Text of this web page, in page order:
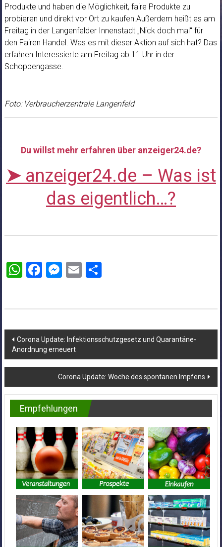
Produkte und haben die Möglichkeit, faire Produkte zu
probieren und direkt vor Ort zu kaufen.Außerdem heißt es am
Freitag in der Langenfelder Innenstadt „Nick doch mal“ für
den Fairen Handel. Was es mit dieser Aktion auf sich hat? Das
erfahren Interessierte am Freitag ab 11 Uhr in der
Schoppengasse.
Foto: Verbraucherzentrale Langenfeld
Du willst mehr erfahren über anzeiger24.de?
➤ anzeiger24.de – Was ist
das eigentlich…?
WhatsApp
Facebook
Messenger
EmailTeilen
Beitragsnavigation
Corona Update: Infektionsschutzgesetz und Quarantäne-
Anordnung erneuert
Corona Update: Woche des spontanen Impfens
Empfehlungen